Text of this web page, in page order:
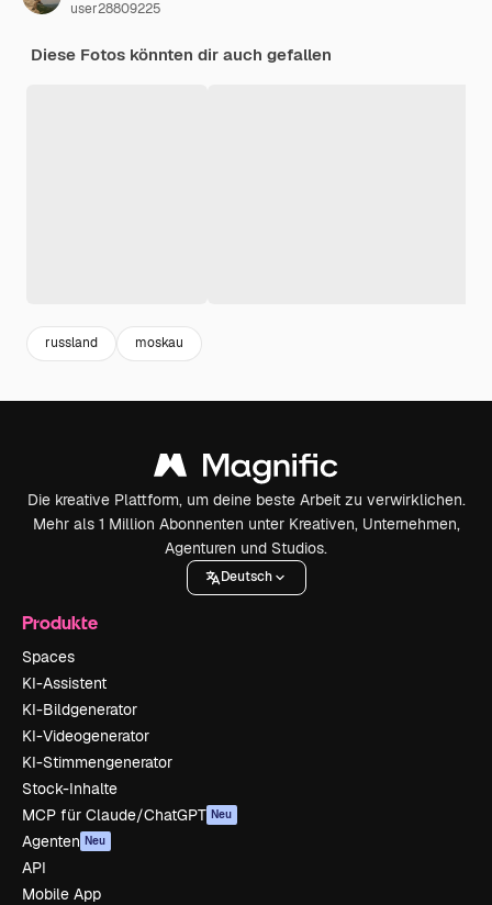
user28809225
Diese Fotos könnten dir auch gefallen
russland moskau
Die kreative Plattform, um deine beste Arbeit zu verwirklichen.
Mehr als 1 Million Abonnenten unter Kreativen, Unternehmen,
Agenturen und Studios.
Deutsch
Produkte
Spaces
KI-Assistent
KI-Bildgenerator
KI-Videogenerator
KI-Stimmengenerator
Stock-Inhalte
MCP für Claude/ChatGPT Neu
Agenten Neu
API
Mobile App